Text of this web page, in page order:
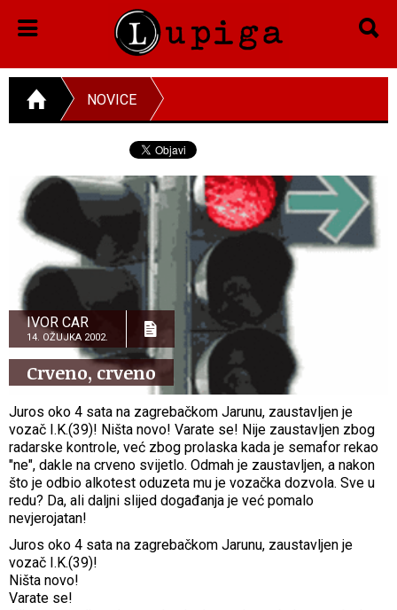
NOVICE
IVOR CAR
14. OŽUJKA 2002.
Crveno, crveno
Juros oko 4 sata na zagrebačkom Jarunu, zaustavljen je
vozač I.K.(39)! Ništa novo! Varate se! Nije zaustavljen zbog
radarske kontrole, već zbog prolaska kada je semafor rekao
"ne", dakle na crveno svijetlo. Odmah je zaustavljen, a nakon
što je odbio alkotest oduzeta mu je vozačka dozvola. Sve u
redu? Da, ali daljni slijed događanja je već pomalo
nevjerojatan!
Juros oko 4 sata na zagrebačkom Jarunu, zaustavljen je
vozač I.K.(39)!
Ništa novo!
Varate se!